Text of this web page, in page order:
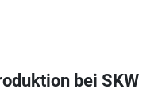
bei SKW